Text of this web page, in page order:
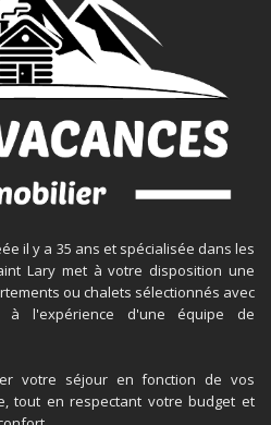
il y a 35 ans et spécialisée dans les
Lary met à votre disposition une
ou chalets sélectionnés avec
l'expérience d'une équipe de
votre séjour en fonction de vos
tout en respectant votre budget et